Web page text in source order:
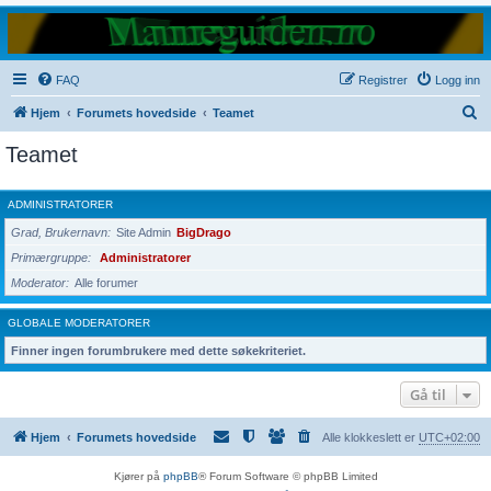
FAQ Logg inn
Registrer
Hjem Forumets hovedside Teamet
Teamet
ADMINISTRATORER
Grad, Brukernavn Site Admin BigDrago
Primærgruppe
Administratorer
Moderator
Alle forumer
GLOBALE MODERATORER
Finner ingen forumbrukere med dette søkekriteriet.
Gå til
Hjem Forumets hovedside Alle klokkeslett er UTC+02:00
Kjører på phpBB® Forum Software © phpBB Limited